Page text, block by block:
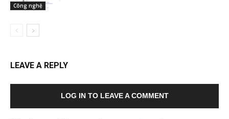
Công nghệ
LEAVE A REPLY
LOG IN TO LEAVE A COMMENT